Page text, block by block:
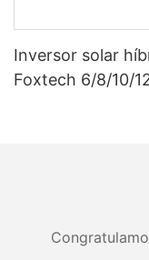
Inversor solar
Foxtech 6/8/10/